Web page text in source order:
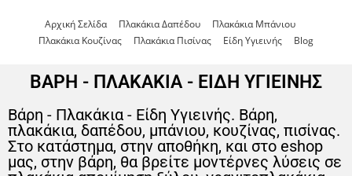
Αρχική Σελίδα Πλακάκια Δαπέδου
Πλακάκια Μπάνιου
Πλακάκια Κουζίνας
Πλακάκια Πισίνας Είδη Υγιεινής Blog
ΒΑΡΗ - ΠΛΑΚΑΚΙΑ - ΕΙΔΗ ΥΓΙΕΙΝΗΣ
Βάρη - Πλακάκια - Είδη Υγιεινής. Βάρη,
πλακάκια, δαπέδου, μπάνιου, κουζίνας, πισίνας.
Στο κατάστημα, στην αποθήκη, και στο eshop
μας, στην βάρη, θα βρείτε μοντέρνες λύσεις σε